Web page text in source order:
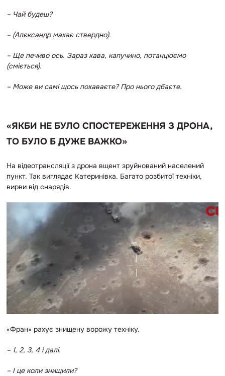
– Чай будеш?
– (Алєксандр махає ствердно).
– Ще печиво ось. Зараз кава, капучино, потанцюємо
(сміється).
– Може ви самі щось похаваєте? Про нього дбаєте.
«ЯКБИ НЕ БУЛО СПОСТЕРЕЖЕННЯ З ДРОНА,
ТО БУЛО Б ДУЖЕ ВАЖКО»
На відеотрансляції з дрона вщент зруйнований населений
пункт. Так виглядає Катеринівка. Багато розбитої техніки,
вирви від снарядів.
«Фран» рахує знищену ворожу техніку.
– 1, 2, 3, 4 і далі.
– І це коли знищили?